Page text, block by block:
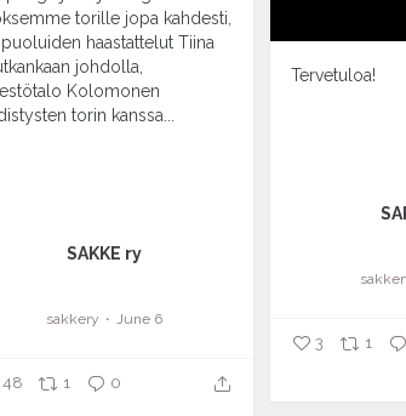
torille jopa kahdesti,
haastattelut Tiina
johdolla,
Kolomonen
torin kanssa...
SAKKE ry
sakkery June 6
48 1 0
Tervetuloa!
3 1